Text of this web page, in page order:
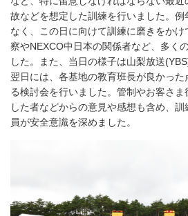
故などを想定した訓練を行いました。例
なく、この日に向けて訓練に磨きをか
察やNEXCO中日本の関係者など、多く
した。また、当日の様子は山梨放送
翌日には、各基地の教育班長が良かっ
る検討会を行いました。管制やお客さ
した者などからの意見や感想も含め、
員が安全意識を深めました。